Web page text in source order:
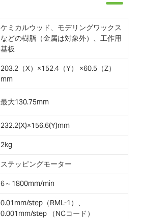
ケミカルウッド、モデリングワックス
などの樹脂（金属は対象外）、工作用
基板
203.2（X）×152.4（Y） ×60.5（Z）
mm
最大130.75mm
232.2(X)×156.6(Y)mm
2kg
ステッピングモーター
6～1800mm/min
0.01mm/step（RML-1）、
0.001mm/step （NCコード）